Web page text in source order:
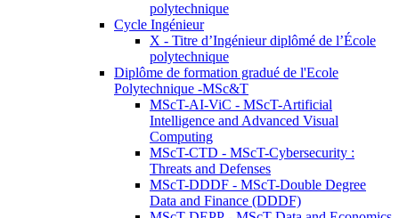
polytechnique
Cycle Ingénieur
X - Titre d’Ingénieur diplômé de l’École
polytechnique
Diplôme de formation gradué de l'Ecole
Polytechnique -MSc&T
MScT-AI-ViC - MScT-Artificial
Intelligence and Advanced Visual
Computing
MScT-CTD - MScT-Cybersecurity :
Threats and Defenses
MScT-DDDF - MScT-Double Degree
Data and Finance (DDDF)